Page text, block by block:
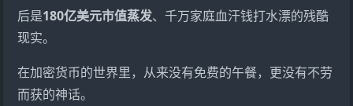
后是180亿美元市值蒸发、千万家庭血汗钱打水漂的残酷
现实。
在加密货币的世界里，从来没有免费的午餐，更没有不劳
而获的神话。